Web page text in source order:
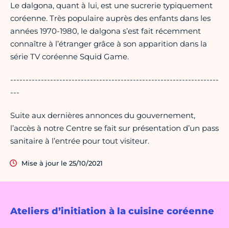
Ateliers d’initiation à la cuisine coréenne
Le dalgona, quant à lui, est une sucrerie typiquement
coréenne. Très populaire auprès des enfants dans les
années 1970-1980, le dalgona s’est fait récemment
connaître à l’étranger grâce à son apparition dans la
série TV coréenne Squid Game.
--------------------------------------------------------------------
---
Suite aux dernières annonces du gouvernement,
l’accès à notre Centre se fait sur présentation d’un pass
sanitaire à l’entrée pour tout visiteur.
Mise à jour le 25/10/2021